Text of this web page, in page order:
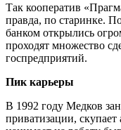
Так кооператив
правда, по старинке.
банком открылись
проходят множество
госпредприятий.
Пик карьеры
В 1992 году Медков
приватизации,